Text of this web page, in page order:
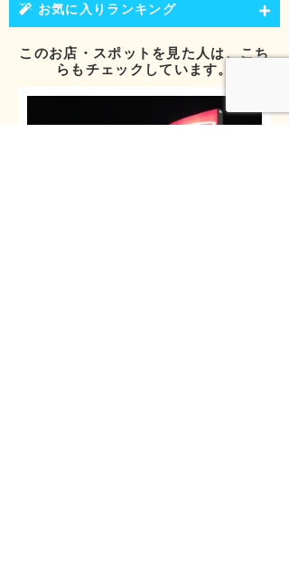
お気に入りランキング
このお店・スポットを見た人は、こち
らもチェックしています。